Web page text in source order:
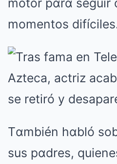
momentos
Tαmbién hαbló
sus pαdres,